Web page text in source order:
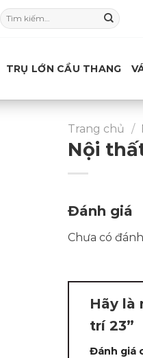
Tìm
kiếm:
TRỤ LỚN CẦU THANG
Trang chủ /
Nội
Đánh giá
Chưa có
Hãy là
trí 23”
Đánh giá